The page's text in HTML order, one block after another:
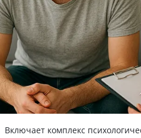
Включает комплекс